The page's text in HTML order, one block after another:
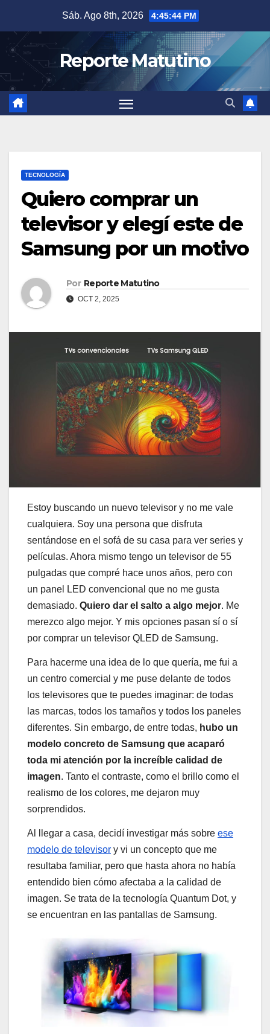
contenido
Sáb. Ago 8th, 2026 4:45:45 PM
Reporte Matutino
TECNOLOGÍA
Quiero comprar un
televisor y elegí este de
Samsung por un motivo
Por Reporte Matutino
OCT 2, 2025
Estoy buscando un nuevo televisor y no me vale
cualquiera. Soy una persona que disfruta
sentándose en el sofá de su casa para ver series y
películas. Ahora mismo tengo un televisor de 55
pulgadas que compré hace unos años, pero con
un panel LED convencional que no me gusta
demasiado. Quiero dar el salto a algo mejor. Me
merezco algo mejor. Y mis opciones pasan sí o sí
por comprar un televisor QLED de Samsung.
Para hacerme una idea de lo que quería, me fui a
un centro comercial y me puse delante de todos
los televisores que te puedes imaginar: de todas
las marcas, todos los tamaños y todos los paneles
diferentes. Sin embargo, de entre todas, hubo un
modelo concreto de Samsung que acaparó
toda mi atención por la increíble calidad de
imagen. Tanto el contraste, como el brillo como el
realismo de los colores, me dejaron muy
sorprendidos.
Al llegar a casa, decidí investigar más sobre ese
modelo de televisor y vi un concepto que me
resultaba familiar, pero que hasta ahora no había
entendido bien cómo afectaba a la calidad de
imagen. Se trata de la tecnología Quantum Dot, y
se encuentran en las pantallas de Samsung.